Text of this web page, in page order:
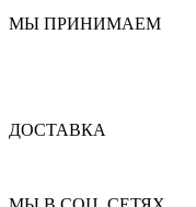
МЫ ПРИНИМАЕМ
ДОСТАВКА